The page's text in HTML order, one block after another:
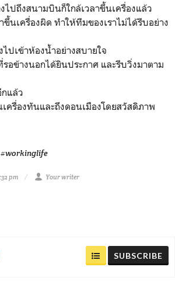
ไปถึงสนามบินก็ใกล้เวลาขึ้นเครื่องแล้ว
นเครื่องผิด ทำให้ทีมของเราไม่ได้รีบอย่าง
ไปเข้าห้องน้ำอย่างสบายใจ
อข้างนอกได้ยินประกาศ และรีบวิ่งมาตาม
กแล้ว
ครื่องทันและถึงดอนเมืองโดยสวัสดิภาพ
#workinglife
pm Your writer
SUBSCRIBE